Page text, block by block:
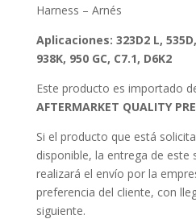
Harness – Arnés
Aplicaciones: 323D2 L,
938K, 950 GC, C7.1, D6K2
Este producto es importado
AFTERMARKET QUALITY
Si el producto que está
disponible, la entrega de este
realizará el envío por la
preferencia del cliente, con
siguiente.